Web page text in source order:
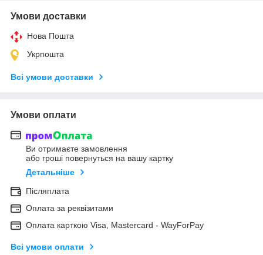
Умови доставки
Нова Пошта
Укрпошта
Всі умови доставки
Умови оплати
Ви отримаєте замовлення
або гроші повернуться на вашу картку
Детальніше
Післяплата
Оплата за реквізитами
Оплата карткою Visa, Mastercard - WayForPay
Всі умови оплати